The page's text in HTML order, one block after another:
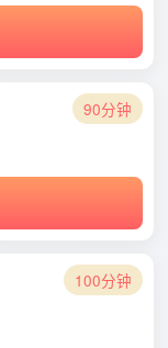
90分钟
100分钟